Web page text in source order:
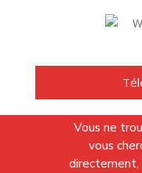
Vous ne
vous
directement,